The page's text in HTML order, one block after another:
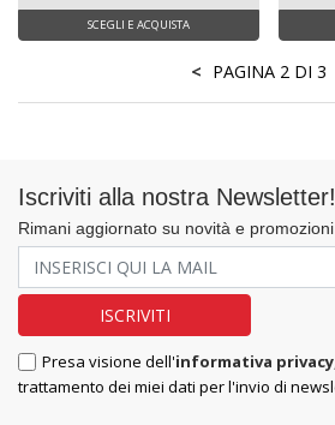
SCEGLI E ACQUISTA
< PAGINA 2 DI 3
Iscriviti alla nostra Newsletter!
Rimani aggiornato su novità e promozioni
Presa visione dell'informativa privacy
trattamento dei miei dati per l'invio di